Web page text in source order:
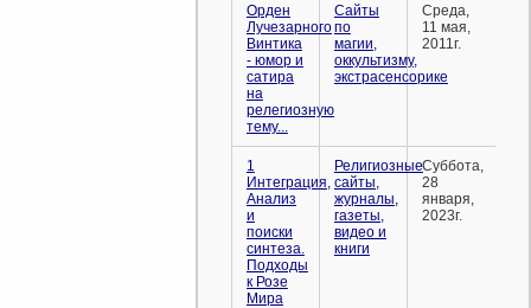
Орден
Лучезарного
Винтика
- юмор и
сатира
на
релегиозную
тему...
Сайты
по
магии,
оккультизму,
экстрасенсорике
Среда,
11 мая,
2011г.
1
Интеграция,
Анализ
и
поиски
синтеза.
Подходы
к Розе
Мира
Религиозные
сайты,
журналы,
газеты,
видео и
книги
Суббота,
28
января,
2023г.